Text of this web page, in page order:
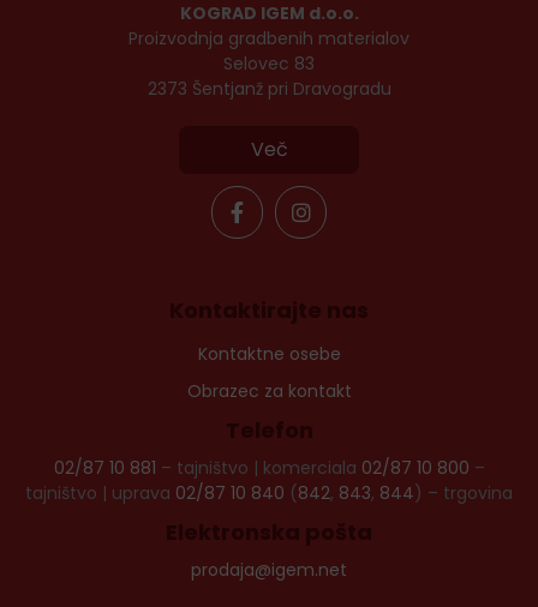
KOGRAD IGEM d.o.o.
Proizvodnja gradbenih materialov
Selovec 83
2373 Šentjanž pri Dravogradu
Več
Kontaktirajte nas
Kontaktne osebe
Obrazec za kontakt
Telefon
02/87 10 881 – tajništvo | komerciala 02/87 10 800 –
tajništvo | uprava 02/87 10 840 (842, 843, 844) – trgovina
Elektronska pošta
prodaja@igem.net